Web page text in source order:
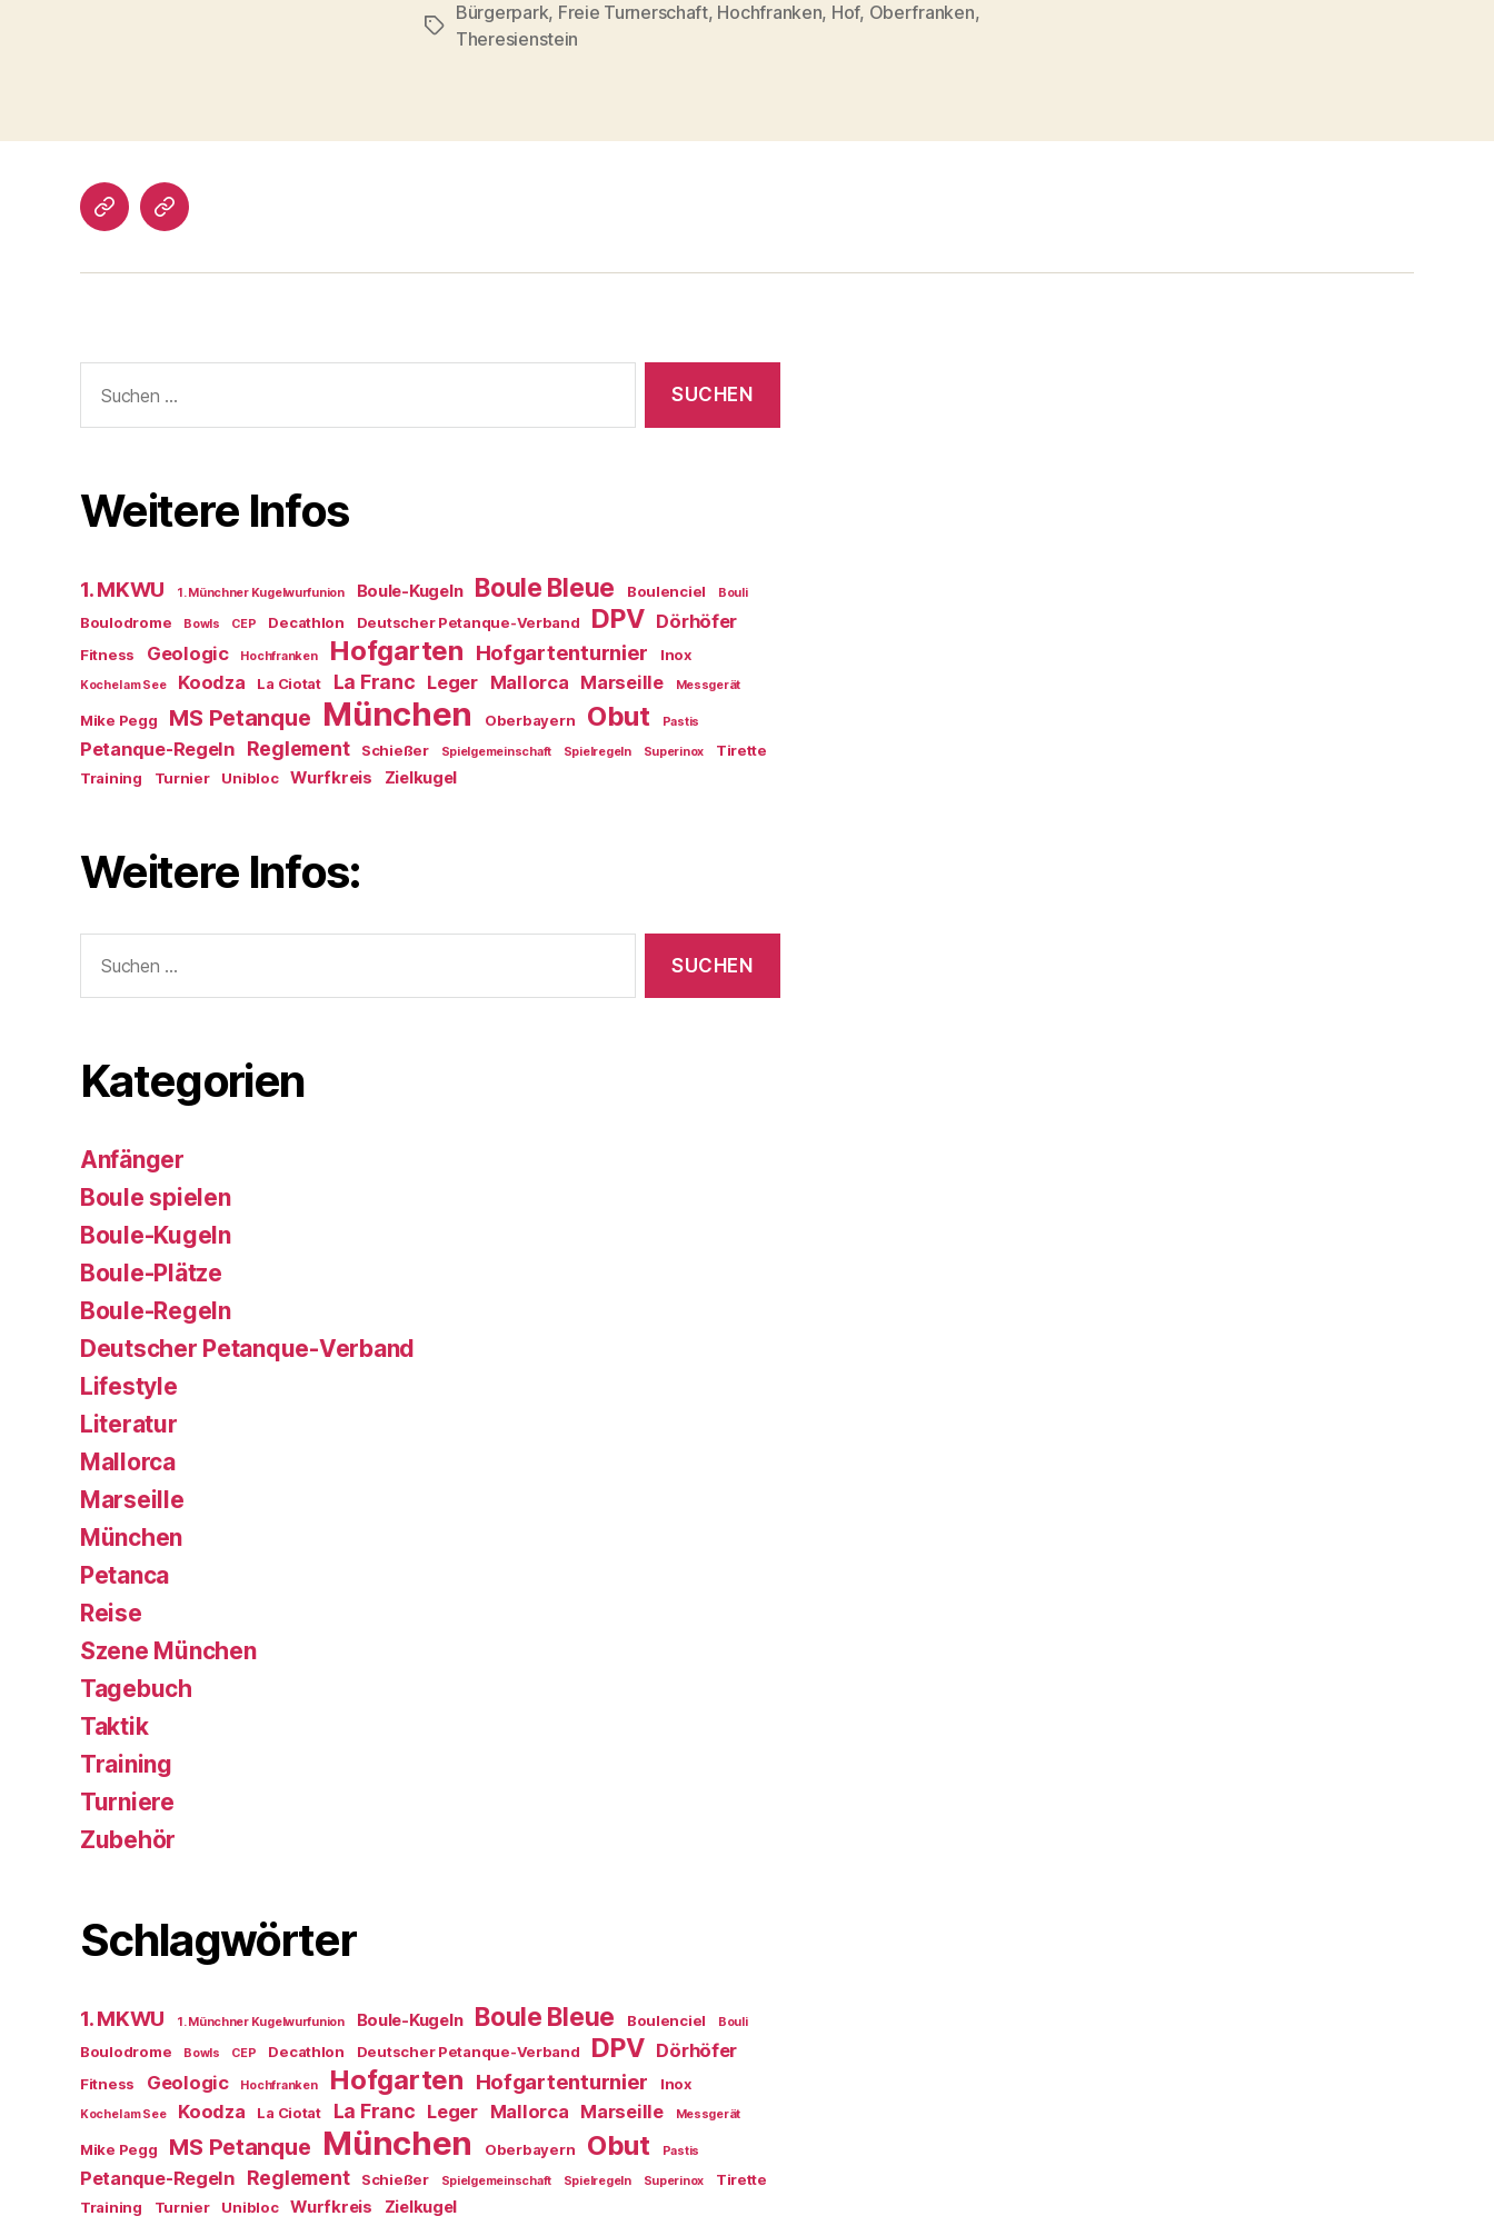
Schlagwörter
Bürgerpark, Freie Turnerschaft, Hochfranken, Hof, Oberfranken,
Theresienstein
Impressum/DatSchutz
Beliebte
Kugeln
nach:
Weitere Infos
1. MKWU 1. Münchner Kugelwurfunion Boule-Kugeln Boule Bleue Boulenciel Bouli
Boulodrome Bowls CEP Decathlon Deutscher Petanque-Verband DPV Dörhöfer
Fitness Geologic Hochfranken Hofgarten Hofgartenturnier Inox
Kochel am See Koodza La Ciotat La Franc Leger Mallorca Marseille Messgerät
Mike Pegg MS Petanque München Oberbayern Obut Pastis
Petanque-Regeln Reglement Schießer Spielgemeinschaft Spielregeln Superinox
Tirette
Training
Turnier Unibloc Wurfkreis Zielkugel
Weitere Infos:
nach:
Kategorien
Anfänger
Boule spielen
Boule-Kugeln
Boule-Plätze
Boule-Regeln
Deutscher Petanque-Verband
Lifestyle
Literatur
Mallorca
Marseille
München
Petanca
Reise
Szene München
Tagebuch
Taktik
Training
Turniere
Zubehör
Schlagwörter
1. MKWU 1. Münchner Kugelwurfunion Boule-Kugeln Boule Bleue Boulenciel Bouli
Boulodrome Bowls CEP Decathlon Deutscher Petanque-Verband DPV Dörhöfer
Fitness Geologic Hochfranken Hofgarten Hofgartenturnier Inox
Kochel am See Koodza La Ciotat La Franc Leger Mallorca Marseille Messgerät
Mike Pegg MS Petanque München Oberbayern Obut Pastis
Petanque-Regeln Reglement Schießer Spielgemeinschaft Spielregeln Superinox
Tirette
Training
Turnier Unibloc Wurfkreis Zielkugel